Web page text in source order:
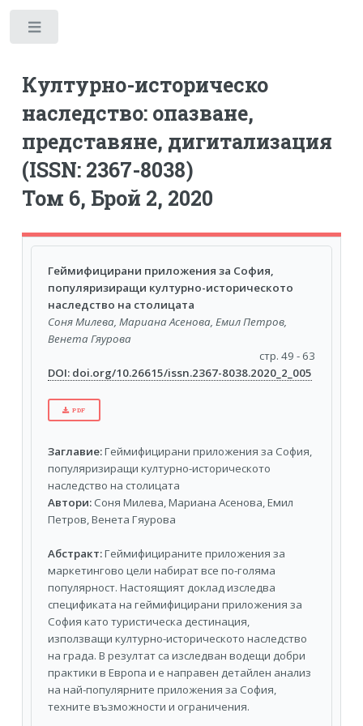
Културно-историческо
наследство: опазване,
представяне, дигитализация
(ISSN: 2367-8038)
Том 6, Брой 2, 2020
Геймифицирани приложения за София,
популяризиращи културно-историческото
наследство на столицата
Соня Милева, Мариана Асенова, Емил Петров,
Венета Гяурова
стр. 49 - 63
DOI: doi.org/10.26615/issn.2367-8038.2020_2_005
PDF
Заглавие:Геймифицирани приложения за София,
популяризиращи културно-историческото
наследство на столицата
Автори:Соня Милева, Мариана Асенова, Емил
Петров, Венета Гяурова
Абстракт:Геймифицираните приложения за
маркетингово цели набират все по-голяма
популярност. Настоящият доклад изследва
спецификата на геймифицирани приложения за
София като туристическа дестинация,
използващи културно-историческото наследство
на града. В резултат са изследван водещи добри
практики в Европа и е направен детайлен анализ
на най-популярните приложения за София,
техните възможности и ограничения.